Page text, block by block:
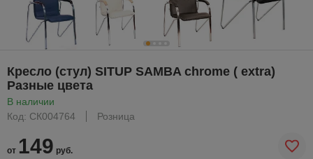
Кресло (стул) SITUP SAMBA chrome ( extra)
Разные цвета
В наличии
Код: СК004764
Розница
от 149 руб.